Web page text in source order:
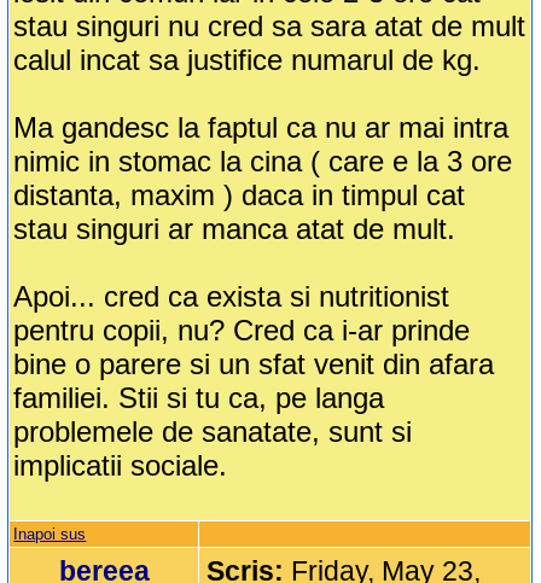
stau singuri nu cred sa sara atat de mult
calul incat sa justifice numarul de kg.
Ma gandesc la faptul ca nu ar mai intra
nimic in stomac la cina ( care e la 3 ore
distanta, maxim ) daca in timpul cat
stau singuri ar manca atat de mult.
Apoi... cred ca exista si nutritionist
pentru copii, nu? Cred ca i-ar prinde
bine o parere si un sfat venit din afara
familiei. Stii si tu ca, pe langa
problemele de sanatate, sunt si
implicatii sociale.
Inapoi sus
bereea Scris: Friday, May 23,